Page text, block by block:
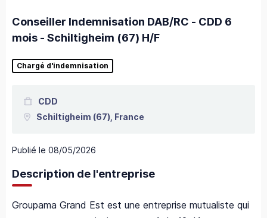
Conseiller Indemnisation DAB/RC - CDD 6
mois - Schiltigheim (67) H/F
Chargé d'indemnisation
CDD
Schiltigheim (67), France
Publié le 08/05/2026
Description de l'entreprise
Groupama Grand Est est une entreprise mutualiste qui